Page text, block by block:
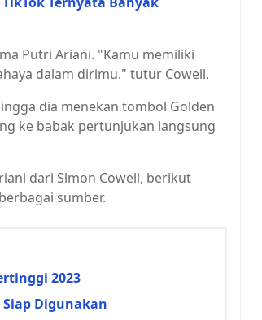
Putri Ariani. "Kamu memiliki
dalam dirimu." tutur Cowell.
dia menekan tombol Golden
ke babak pertunjukan langsung
dari Simon Cowell, berikut
sumber.
2023
Digunakan